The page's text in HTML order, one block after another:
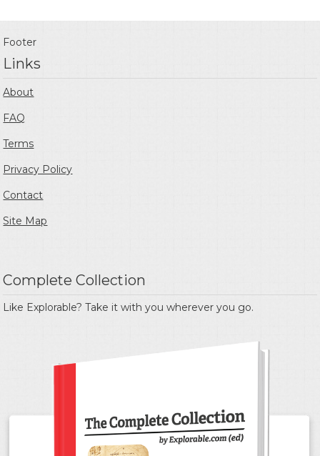
Footer
Links
About
FAQ
Terms
Privacy Policy
Contact
Site Map
Complete Collection
Like Explorable? Take it with you wherever you go.